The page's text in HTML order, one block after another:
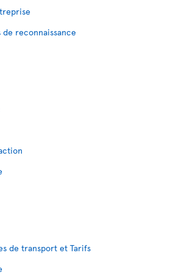
de reconnaissance
de transport et Tarifs